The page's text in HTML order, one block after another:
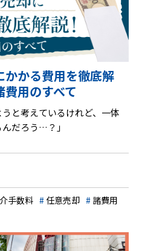
市での不動産売却を成功させ
しょう。
かかる費用を徹底解
用のすべて
と考えているけれど、一体
だろう…？」
きな決断の一つです。いざ
も様々な費用が発生するこ
らっしゃるかもしれませ
所得税、登記費用など、耳
手数料 任意売却 諸費用